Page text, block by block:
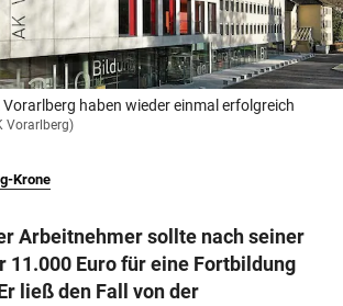
GmbH & Co KG 2026
Wien
Vorarlberg haben wieder einmal erfolgreich
Vorarlberg)
Krone
Arbeitnehmer sollte nach seiner
11.000 Euro für eine Fortbildung
ließ den Fall von der